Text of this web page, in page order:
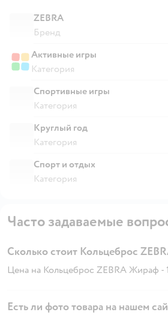
ZEBRA
Бренд
Активные игры
Категория
Спортивные игры
Категория
Круглый год
Категория
Спорт и отдых
Категория
Часто задаваемые
Сколько стоит Кольцеброс
Цена на Кольцеброс ZEBRA Жираф -
Есть ли фото товара на нашем